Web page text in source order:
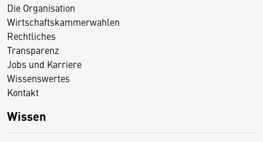
Die Organisation
Wirtschaftskammerwahlen
Rechtliches
Transparenz
Jobs und Karriere
Wissenswertes
Kontakt
Wissen